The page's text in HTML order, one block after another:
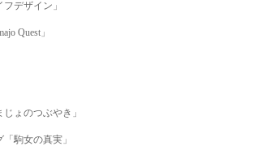
デザイン」
Quest」
ょのつぶやき」
駒女の真実」